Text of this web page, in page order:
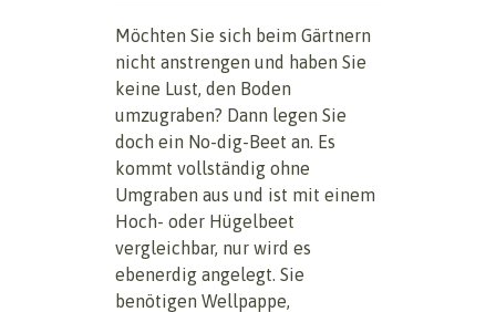
Möchten Sie sich beim Gärtnern
nicht anstrengen und haben Sie
keine Lust, den Boden
umzugraben? Dann legen Sie
doch ein No-dig-Beet an. Es
kommt vollständig ohne
Umgraben aus und ist mit einem
Hoch- oder Hügelbeet
vergleichbar, nur wird es
ebenerdig angelegt. Sie
benötigen Wellpappe,